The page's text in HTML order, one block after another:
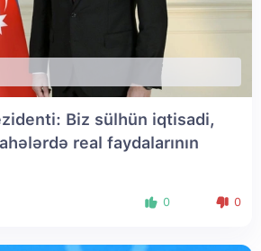
Biz sülhün iqtisadi,
real faydalarının
0 0